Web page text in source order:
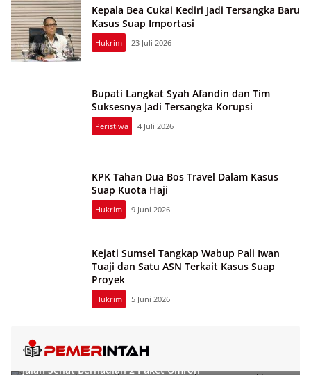
Kepala Bea Cukai Kediri Jadi Tersangka Baru
Kasus Suap Importasi
Hukrim 23 Juli 2026
Bupati Langkat Syah Afandin dan Tim
Suksesnya Jadi Tersangka Korupsi
Peristiwa 4 Juli 2026
KPK Tahan Dua Bos Travel Dalam Kasus
Suap Kuota Haji
Hukrim 9 Juni 2026
Kejati Sumsel Tangkap Wabup Pali Iwan
Tuaji dan Satu ASN Terkait Kasus Suap
Proyek
Hukrim 5 Juni 2026
Harkopnas ke-79 : Ribuan Warga Jombang Semarakkan
Jalan Sehat Berhadiah 2 Paket Umroh